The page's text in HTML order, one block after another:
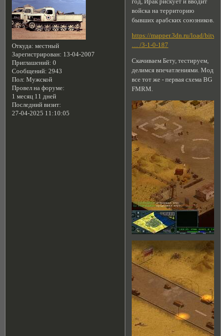
Откуда: местный
Зарегистрирован: 13-04-2007
Приглашений: 0
Сообщений: 2943
Пол: Мужской
Провел на форуме:
1 месяц 11 дней
Последний визит:
27-04-2025 11:10:05
войска на территорию
бывших арабских союзников.
https://mapper.3dn.ru/load/
… /3-1-0-187
Скачиваем Бету, тестируем,
делимся впечатлениями. Мод
все тот же - первая схема BG
FMRM.